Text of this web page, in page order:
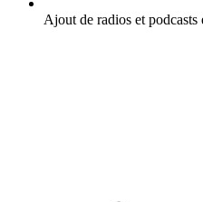
Ajout de radios et podcasts